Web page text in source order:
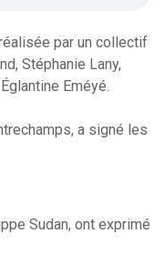
par un collectif
Stéphanie Lany,
Eméyé.
a signé les
Sudan, ont exprimé